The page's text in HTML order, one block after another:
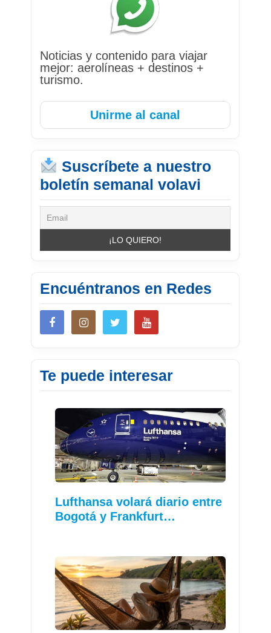
Noticias y contenido para viajar
mejor: aerolíneas + destinos +
turismo.
Unirme al canal
Suscríbete a nuestro
boletín semanal volavi
Encuéntranos en Redes
Te puede interesar
Lufthansa volará diario entre
Bogotá y Frankfurt…